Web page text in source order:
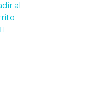
actual
al